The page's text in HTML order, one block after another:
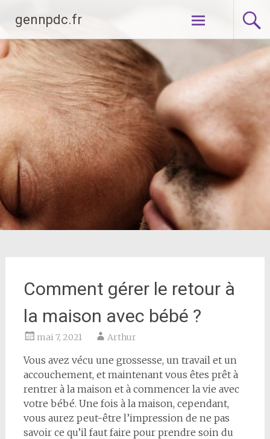
contenu
principal
gennpdc.fr
Comment gérer le retour à
la maison avec bébé ?
mai 7, 2021 Arthur
Vous avez vécu une grossesse, un travail et un
accouchement, et maintenant vous êtes prêt à
rentrer à la maison et à commencer la vie avec
votre bébé. Une fois à la maison, cependant,
vous aurez peut-être l’impression de ne pas
savoir ce qu’il faut faire pour prendre soin du